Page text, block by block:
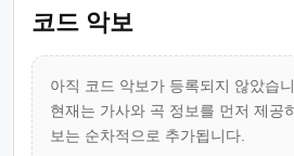
코드 악보
아직 코드 악보가 등록되지 않았습
현재는 가사와 곡 정보를 먼저 제공
보는 순차적으로 추가됩니다.